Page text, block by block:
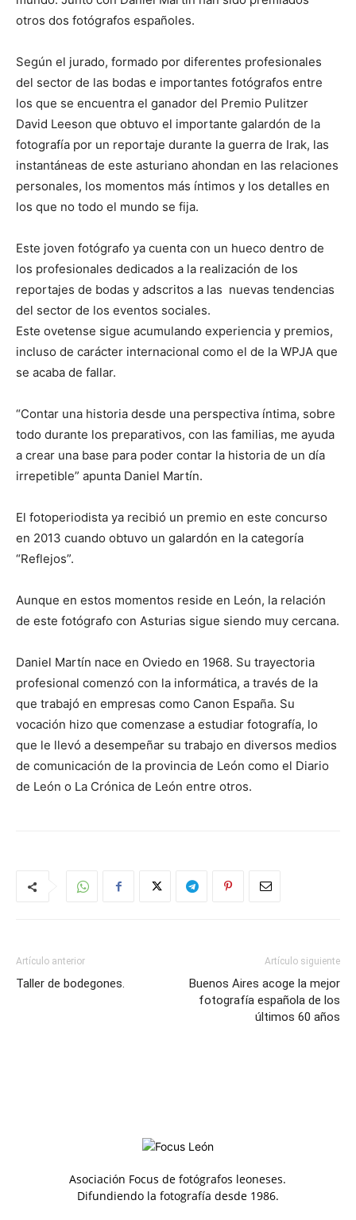
otros dos fotógrafos españoles.
Según el jurado, formado por diferentes profesionales
del sector de las bodas e importantes fotógrafos entre
los que se encuentra el ganador del Premio Pulitzer
David Leeson que obtuvo el importante galardón de la
fotografía por un reportaje durante la guerra de Irak, las
instantáneas de este asturiano ahondan en las relaciones
personales, los momentos más íntimos y los detalles en
los que no todo el mundo se fija.
Este joven fotógrafo ya cuenta con un hueco dentro de
los profesionales dedicados a la realización de los
reportajes de bodas y adscritos a las nuevas tendencias
del sector de los eventos sociales.
Este ovetense sigue acumulando experiencia y premios,
incluso de carácter internacional como el de la WPJA que
se acaba de fallar.
“Contar una historia desde una perspectiva íntima, sobre
todo durante los preparativos, con las familias, me ayuda
a crear una base para poder contar la historia de un día
irrepetible” apunta Daniel Martín.
El fotoperiodista ya recibió un premio en este concurso
en 2013 cuando obtuvo un galardón en la categoría
“Reflejos”.
Aunque en estos momentos reside en León, la relación
de este fotógrafo con Asturias sigue siendo muy cercana.
Daniel Martín nace en Oviedo en 1968. Su trayectoria
profesional comenzó con la informática, a través de la
que trabajó en empresas como Canon España. Su
vocación hizo que comenzase a estudiar fotografía, lo
que le llevó a desempeñar su trabajo en diversos medios
de comunicación de la provincia de León como el Diario
de León o La Crónica de León entre otros.
Artículo anterior
Taller de bodegones.
Artículo siguiente
Buenos Aires acoge la mejor
fotografía española de los
últimos 60 años
Asociación Focus de fotógrafos leoneses.
Difundiendo la fotografía desde 1986.